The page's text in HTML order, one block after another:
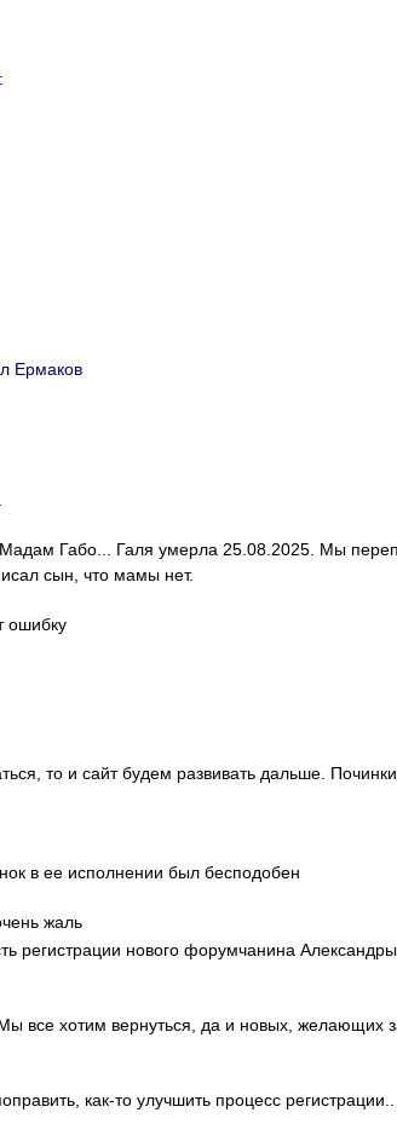
:
Ермаков
Габо... Галя умерла 25.08.2025. Мы
сын, что мамы нет.
ошибку
то и сайт будем развивать дальше.
в ее исполнении был бесподобен
жаль
регистрации нового форумчанина
все хотим вернуться, да и новых, желающих
как-то улучшить процесс регистрации..